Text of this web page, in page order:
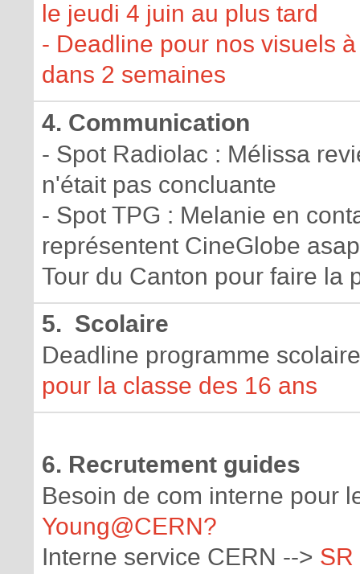
le jeudi 4 juin au plus tard
- Deadline pour nos visuels
dans 2 semaines
4. Communication
- Spot Radiolac : Mélissa
n'était pas concluante
- Spot TPG : Melanie en
représentent CineGlobe
Tour du Canton pour faire la
5. Scolaire
Deadline programme
pour la classe des 16 ans
6. Recrutement guides
Besoin de com interne pour
Young@CERN?
Interne service CERN --> SR